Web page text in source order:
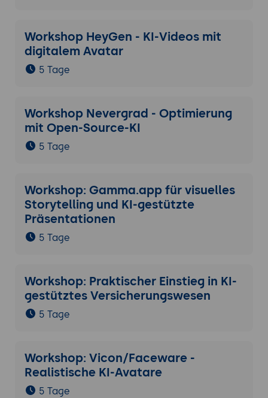
Workshop HeyGen - KI-Videos mit
digitalem Avatar
5 Tage
Workshop Nevergrad - Optimierung
mit Open-Source-KI
5 Tage
Workshop: Gamma.app für visuelles
Storytelling und KI-gestützte
Präsentationen
5 Tage
Workshop: Praktischer Einstieg in KI-
gestütztes Versicherungswesen
5 Tage
Workshop: Vicon/Faceware -
Realistische KI-Avatare
5 Tage